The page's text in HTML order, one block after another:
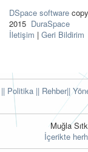
DSpace software
2015 DuraSpace
İletişim | Geri Bildirim
|| Politika || Rehber||
Muğla
İçerikte